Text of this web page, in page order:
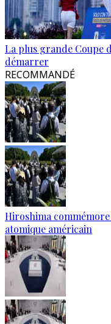
La plus grande Coupe
démarrer
RECOMMANDÉ
Hiroshima
atomique américain